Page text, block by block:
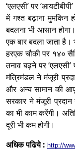
‘एलएसी’ पर
में गश्‍त बढ़ाना मुमकिन
बदलना भी आसान
एक बार बदला जाता है।
हरएक चौकी पर १४०
तनाव बढ़ने पर
मंत्रिमंडल ने मंजूरी
और अन्य सामान की
सरकार ने मंजूरी प्रदान
का भी काम करेंगी।
दूरी भी कम होगी।
अधिक पढिये : http://